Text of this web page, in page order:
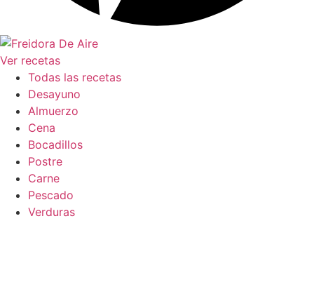
Ver recetas
Todas las recetas
Desayuno
Almuerzo
Cena
Bocadillos
Postre
Carne
Pescado
Verduras